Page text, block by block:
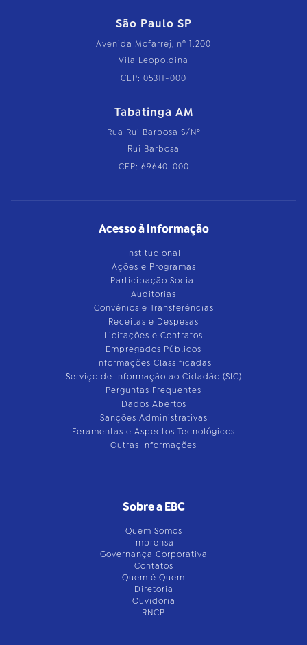
São Paulo SP
Avenida Mofarrej, nº 1.200
Vila Leopoldina
CEP: 05311-000
Tabatinga AM
Rua Rui Barbosa S/Nº
Rui Barbosa
CEP: 69640-000
Acesso à Informação
Institucional
Ações e Programas
Participação Social
Auditorias
Convênios e Transferências
Receitas e Despesas
Licitações e Contratos
Empregados Públicos
Informações Classificadas
Serviço de Informação ao Cidadão (SIC)
Perguntas Frequentes
Dados Abertos
Sanções Administrativas
Feramentas e Aspectos Tecnológicos
Outras Informações
Sobre a EBC
Quem Somos
Imprensa
Governança Corporativa
Contatos
Quem é Quem
Diretoria
Ouvidoria
RNCP